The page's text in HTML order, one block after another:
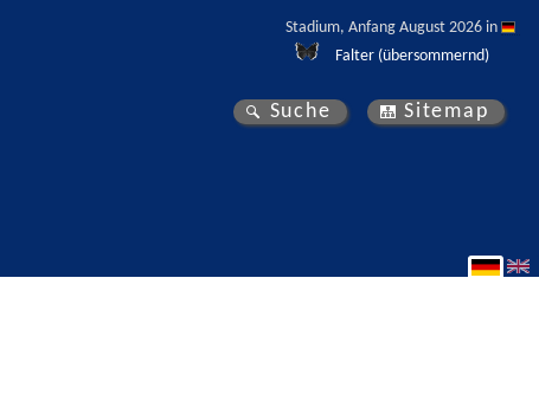
Stadium, Anfang August 2026 in
Falter (übersommernd)
Suche Sitemap